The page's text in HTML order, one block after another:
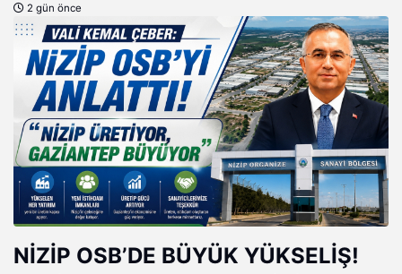
2 gün önce
NİZİP OSB’DE BÜYÜK YÜKSELİŞ!